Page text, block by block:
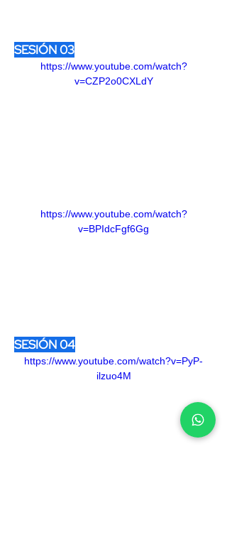
SESIÓN 03
https://www.youtube.com/watch?
v=CZP2o0CXLdY
https://www.youtube.com/watch?
v=BPIdcFgf6Gg
SESIÓN 04
https://www.youtube.com/watch?v=PyP-
ilzuo4M